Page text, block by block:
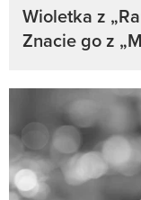
Wioletka z
Znacie go z